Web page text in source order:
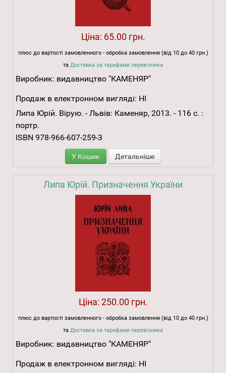
Ціна: 65.00 грн.
плюс до вартості замовленного - обробка замовлення (від 10 до 40 грн.)
та Доставка за тарифами перевізника
Виробник: видавництво "КАМЕНЯР"
Продаж в електронном вигляді: НІ
Липа Юрій. Вірую. - Львів: Каменяр, 2013. - 116 с. :
портр.
ISBN 978-966-607-259-3
У Кошик Детальніше
Липа Юрій. Призначення України
Ціна: 250.00 грн.
плюс до вартості замовленного - обробка замовлення (від 10 до 40 грн.)
та Доставка за тарифами перевізника
Виробник: видавництво "КАМЕНЯР"
Продаж в електронном вигляді: НІ